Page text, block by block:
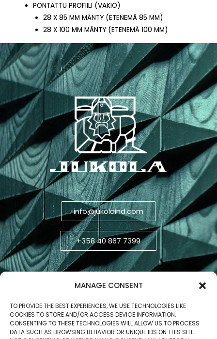
MANAGE CONSENT
TO PROVIDE THE BEST EXPERIENCES, WE USE TECHNOLOGIES LIKE
COOKIES TO STORE AND/OR ACCESS DEVICE INFORMATION.
CONSENTING TO THESE TECHNOLOGIES WILL ALLOW US TO PROCESS
DATA SUCH AS BROWSING BEHAVIOR OR UNIQUE IDS ON THIS SITE.
PONTATTU PROFIILI (VAKIO)
28 X 85 MM MÄNTY (ETENEMÄ 85 MM)
28 X 100 MM MÄNTY (ETENEMÄ 100 MM)
info@jukolaind.com
+358 40 867 7399